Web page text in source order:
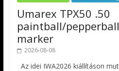
Umarex TPX50 .50
paintball/
marker
2026-08-08
Az idei IWA2026 kiállításon